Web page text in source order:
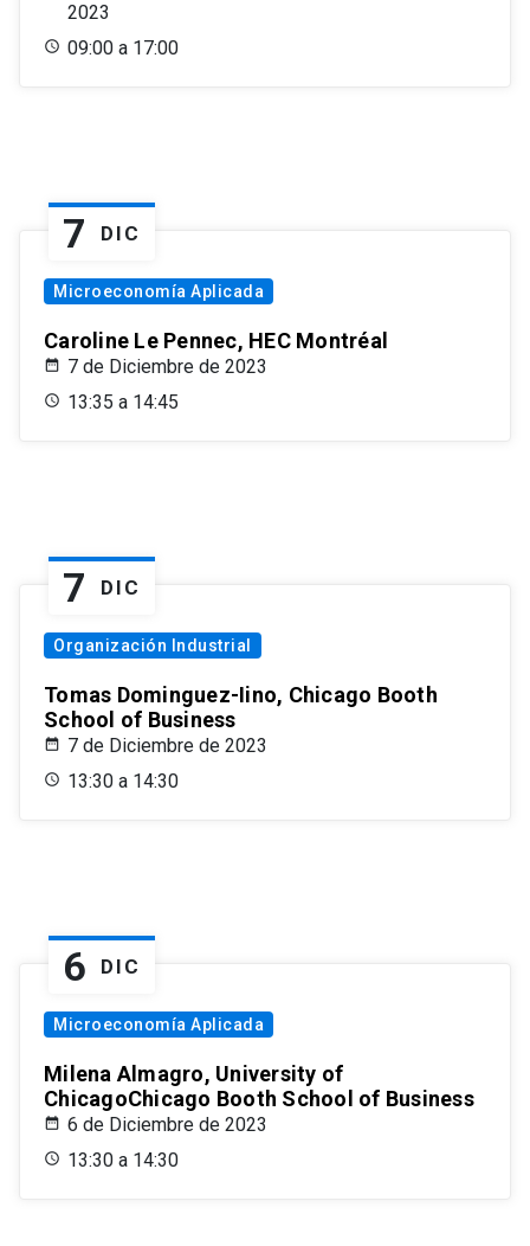
2023
09:00 a 17:00
7 DIC
Microeconomía Aplicada
Caroline Le Pennec, HEC Montréal
7 de Diciembre de 2023
13:35 a 14:45
7 DIC
Organización Industrial
Tomas Dominguez-Iino, Chicago Booth
School of Business
7 de Diciembre de 2023
13:30 a 14:30
6 DIC
Microeconomía Aplicada
Milena Almagro, University of
ChicagoChicago Booth School of Business
6 de Diciembre de 2023
13:30 a 14:30